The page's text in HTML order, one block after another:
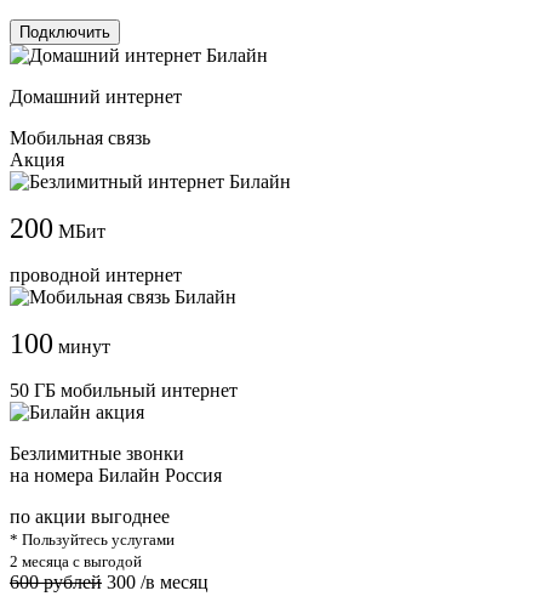
Подключить
Домашний интернет
Мобильная связь
Акция
200 МБит
проводной интернет
100 минут
50 ГБ мобильный интернет
Безлимитные звонки
на номера Билайн Россия
по акции выгоднее
* Пользуйтесь услугами
2 месяца с выгодой
600 рублей 300 /в месяц